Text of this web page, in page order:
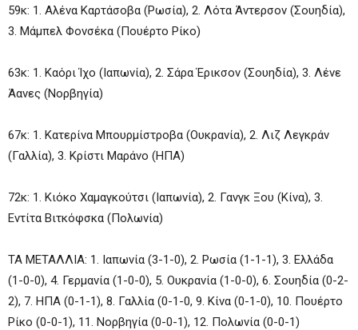
59κ: 1. Αλένα Καρτάσοβα (Ρωσία), 2. Λότα Άντερσον (Σουηδία),
3. Μάμπελ Φονσέκα (Πουέρτο Ρίκο)
63κ: 1. Καόρι Ίχο (Ιαπωνία), 2. Σάρα Έρικσον (Σουηδία), 3. Λένε
Άανες (Νορβηγία)
67κ: 1. Κατερίνα Μπουρμίστροβα (Ουκρανία), 2. Λιζ Λεγκράν
(Γαλλία), 3. Κρίστι Μαράνο (ΗΠΑ)
72κ: 1. Κιόκο Χαμαγκούτσι (Ιαπωνία), 2. Γανγκ Ξου (Κίνα), 3.
Εντίτα Βιτκόφσκα (Πολωνία)
ΤΑ ΜΕΤΑΛΛΙΑ: 1. Ιαπωνία (3-1-0), 2. Ρωσία (1-1-1), 3. Ελλάδα
(1-0-0), 4. Γερμανία (1-0-0), 5. Ουκρανία (1-0-0), 6. Σουηδία (0-2-
2), 7. ΗΠΑ (0-1-1), 8. Γαλλία (0-1-0, 9. Κίνα (0-1-0), 10. Πουέρτο
Ρίκο (0-0-1), 11. Νορβηγία (0-0-1), 12. Πολωνία (0-0-1)